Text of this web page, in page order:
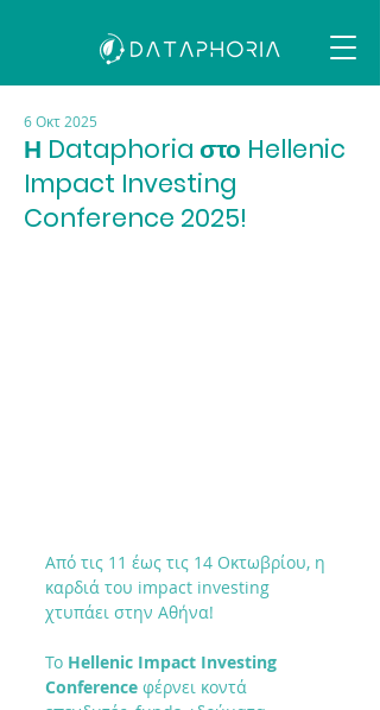
Η Dataphoria στο Hellenic
Impact Investing
Conference 2025!
6 Οκτ 2025
Από τις 11 έως τις 14 Οκτωβρίου, η
καρδιά του impact investing
χτυπάει στην Αθήνα!
Το Hellenic Impact Investing
Conference φέρνει κοντά